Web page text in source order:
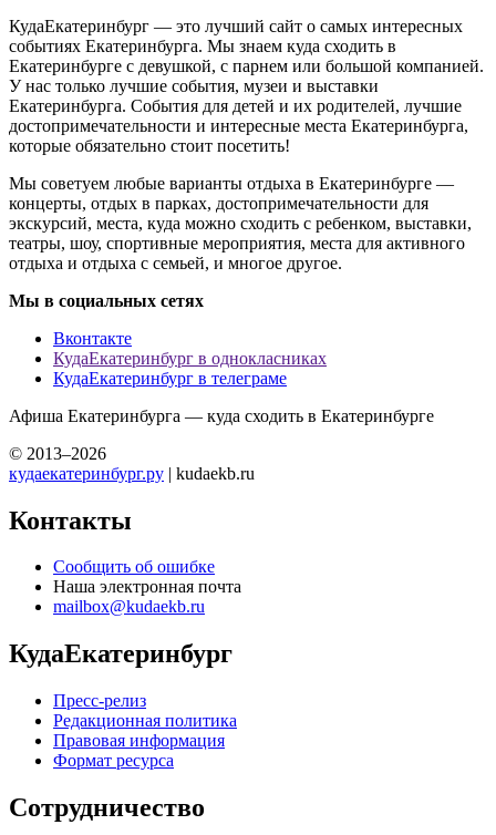
КудаЕкатеринбург — это лучший сайт о самых интересных
событиях Екатеринбурга. Мы знаем куда сходить в
Екатеринбурге с девушкой, с парнем или большой компанией.
У нас только лучшие события, музеи и выставки
Екатеринбурга. События для детей и их родителей, лучшие
достопримечательности и интересные места Екатеринбурга,
которые обязательно стоит посетить!
Мы советуем любые варианты отдыха в Екатеринбурге —
концерты, отдых в парках, достопримечательности для
экскурсий, места, куда можно сходить с ребенком, выставки,
театры, шоу, спортивные мероприятия, места для активного
отдыха и отдыха с семьей, и многое другое.
Мы в социальных сетях
Вконтакте
КудаЕкатеринбург в однокласниках
КудаЕкатеринбург в телеграме
Афиша Екатеринбурга — куда сходить в Екатеринбурге
© 2013–2026
кудаекатеринбург.ру | kudaekb.ru
Контакты
Сообщить об ошибке
Наша электронная почта
mailbox@kudaekb.ru
КудаЕкатеринбург
Пресс-релиз
Редакционная политика
Правовая информация
Формат ресурса
Сотрудничество